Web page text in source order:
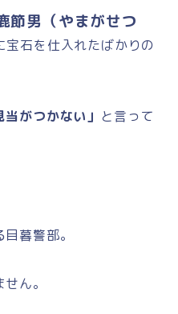
節男（やまがせつ
宝石を仕入れたばかりの
がつかない」 と言って
暮警部。
ん。